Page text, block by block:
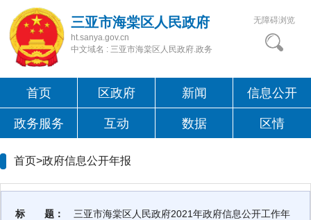
三亚市海棠区人民政府
ht.sanya.gov.cn
中文域名 : 三亚市海棠区人民政府.政务
无障碍浏览
首页 区政府 新闻 信息公开
政务服务 互动 数据 区情
首页>政府信息公开年报
标 题：
三亚市海棠区人民政府2021年政府信息公开工作年